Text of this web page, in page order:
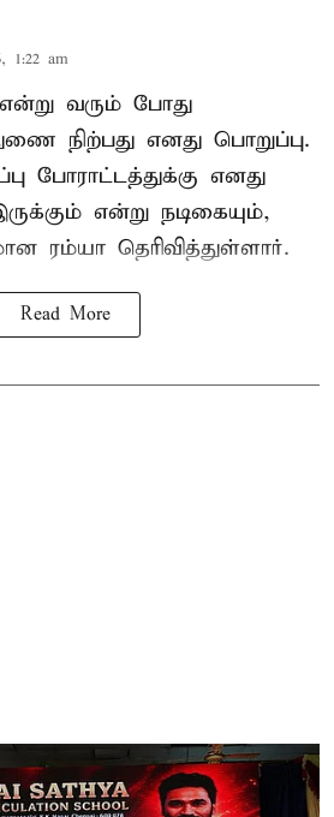
1:22 am
என்று வரும் போது
நிற்பது எனது பொறுப்பு.
போராட்டத்துக்கு எனது
என்று நடிகையும்,
ரம்யா தெரிவித்துள்ளார்.
Read More